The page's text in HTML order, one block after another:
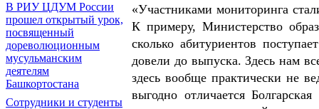
В РИУ ЦДУМ России
прошел открытый урок,
посвященный
дореволюционным
мусульманским
деятелям
Башкортостана
Сотрудники и студенты
«Участниками мониторинга
К примеру, Министерство
сколько абитуриентов
довели до выпуска. Здесь нам
здесь вообще практически не
выгодно отличается